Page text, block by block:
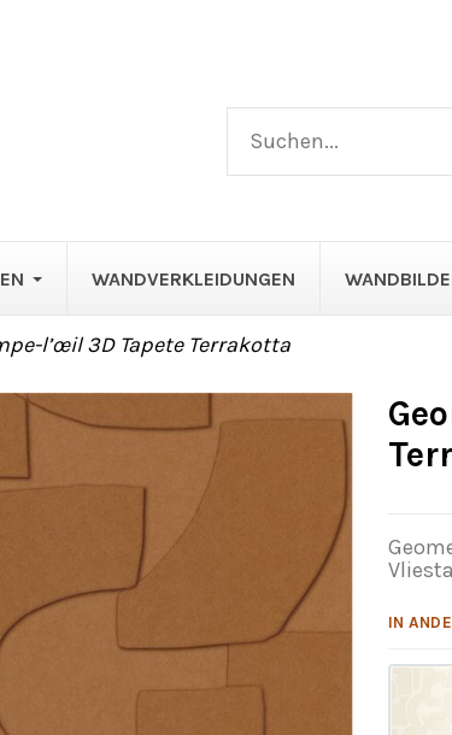
WANDVERKLEIDUNGEN
l’œil 3D Tapete Terrakotta
IN